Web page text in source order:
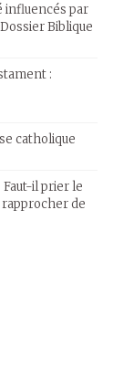
influencés par
Biblique
:
catholique
il prier le
de